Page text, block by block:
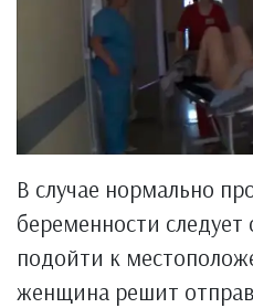
В случае нормально
беременности следует
подойти к
женщина решит